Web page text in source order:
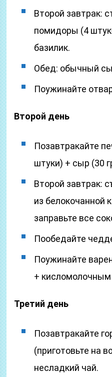
Второй завтрак:
помидоры (4
базилик.
Обед: обычный
Поужинайте
Второй день
Позавтракайте
штуки) + сыр (30
Второй завтрак:
из белокочанной
заправьте все
Пообедайте
Поужинайте
+
Третий день
Позавтракайте
(приготовьте на
несладкий чай.